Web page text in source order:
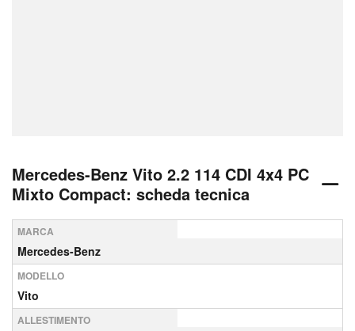
Mercedes-Benz Vito 2.2 114 CDI 4x4 PC
Mixto Compact: scheda tecnica
MARCA
Mercedes-Benz
MODELLO
Vito
ALLESTIMENTO